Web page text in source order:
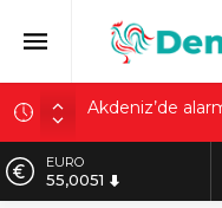
plastik
Katilini gördü
EURO
55,0051